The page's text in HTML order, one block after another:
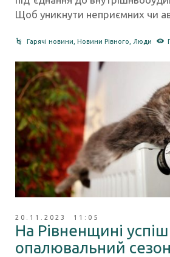
Щоб уникнути неприємних чи
Гарячі новини ,Новини Рівного Люди
20.11.2023 11:05
На Рівненщині
опалювальний сезон